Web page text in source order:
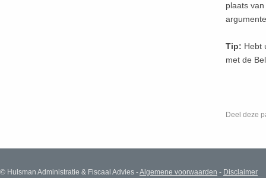
plaats
Tip: Hebt
met de
Deel deze
© Hulsman Administratie & Fiscaal Advies -Algemene voorwaarden - Disclaimer